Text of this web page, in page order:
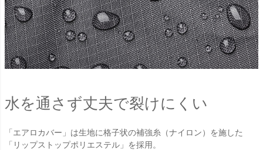
水を通さず丈夫で裂けにくい
「エアロカバー」は生地に格子状の補強糸（ナイロン）を施した
「リップストップポリエステル」を採用。